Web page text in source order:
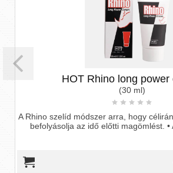
Rhino long power cream
arra, hogy célirányosan és sikeresen
idő előtti magömlést. • A kérmet speci...